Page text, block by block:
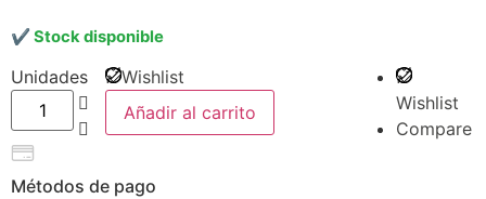
Stock disponible
Unidades
Wishlist
Añadir al carrito
Wishlist
Compare
Métodos de pago